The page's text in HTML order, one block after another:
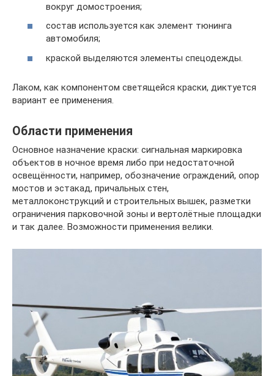
вокруг домостроения;
состав используется как элемент тюнинга
автомобиля;
краской выделяются элементы спецодежды.
Лаком, как компонентом светящейся краски, диктуется
вариант ее применения.
Области применения
Основное назначение краски: сигнальная маркировка
объектов в ночное время либо при недостаточной
освещённости, например, обозначение ограждений, опор
мостов и эстакад, причальных стен,
металлоконструкций и строительных вышек, разметки
ограничения парковочной зоны и вертолётные площадки
и так далее. Возможности применения велики.